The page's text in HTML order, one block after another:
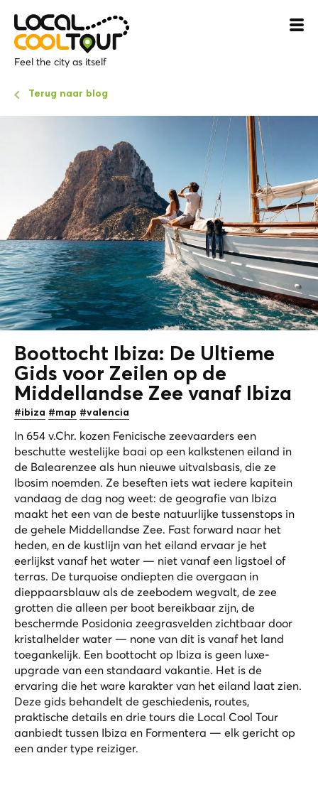
Feel the city as itself
Terug naar blog
Boottocht Ibiza: De Ultieme
Gids voor Zeilen op de
Middellandse Zee vanaf Ibiza
#ibiza #map #valencia
In 654 v.Chr. kozen Fenicische zeevaarders een
beschutte westelijke baai op een kalkstenen eiland in
de Balearenzee als hun nieuwe uitvalsbasis, die ze
Ibosim noemden. Ze beseften iets wat iedere kapitein
vandaag de dag nog weet: de geografie van Ibiza
maakt het een van de beste natuurlijke tussenstops in
de gehele Middellandse Zee. Fast forward naar het
heden, en de kustlijn van het eiland ervaar je het
eerlijkst vanaf het water — niet vanaf een ligstoel of
terras. De turquoise ondiepten die overgaan in
dieppaarsblauw als de zeebodem wegvalt, de zee
grotten die alleen per boot bereikbaar zijn, de
beschermde Posidonia zeegrasvelden zichtbaar door
kristalhelder water — none van dit is vanaf het land
toegankelijk. Een boottocht op Ibiza is geen luxe-
upgrade van een standaard vakantie. Het is de
ervaring die het ware karakter van het eiland laat zien.
Deze gids behandelt de geschiedenis, routes,
praktische details en drie tours die Local Cool Tour
aanbiedt tussen Ibiza en Formentera — elk gericht op
een ander type reiziger.